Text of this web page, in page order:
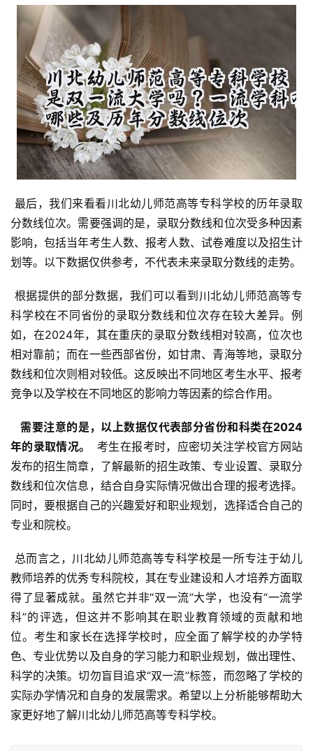
分数线位次。需要强调的是，录取分数线和位次受多种因素
影响，包括当年考生人数、报考人数、试卷难度以及招生计
划等。以下数据仅供参考，不代表未来录取分数线的走势。
科学校在不同省份的录取分数线和位次存在较大差异。例
如，在2024年，其在重庆的录取分数线相对较高，位次也
相对靠前；而在一些西部省份，如甘肃、青海等地，录取分
数线和位次则相对较低。这反映出不同地区考生水平、报考
竞争以及学校在不同地区的影响力等因素的综合作用。
  需要注意的是，以上数据仅代表部分省份和科类在2024
年的录取情况。
考生在报考时，应密切关注学校官方网站
发布的招生简章，了解最新的招生政策、专业设置、录取分
数线和位次信息，结合自身实际情况做出合理的报考选择。
同时，要根据自己的兴趣爱好和职业规划，选择适合自己的
专业和院校。
教师培养的优秀专科院校，其在专业建设和人才培养方面取
得了显著成就。虽然它并非“双一流”大学，也没有“一流学
科”的评选，但这并不影响其在职业教育领域的贡献和地
位。考生和家长在选择学校时，应全面了解学校的办学特
色、专业优势以及自身的学习能力和职业规划，做出理性、
科学的决策。切勿盲目追求“双一流”标签，而忽略了学校的
实际办学情况和自身的发展需求。希望以上分析能够帮助大
家更好地了解川北幼儿师范高等专科学校。